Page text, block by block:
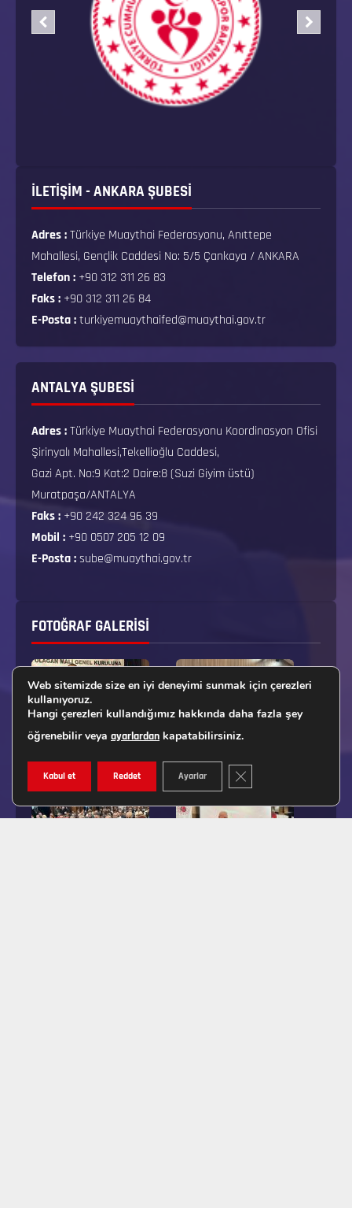
İLETİŞİM - ANKARA ŞUBESİ
Adres :Türkiye Muaythai Federasyonu, Anıttepe
Mahallesi, Gençlik Caddesi No: 5/5 Çankaya / ANKARA
Telefon : +90 312 311 26 83
Faks : +90 312 311 26 84
E-Posta :turkiyemuaythaifed@muaythai.gov.tr
ANTALYA ŞUBESİ
Adres :Türkiye Muaythai Federasyonu Koordinasyon Ofisi
Şirinyalı Mahallesi,Tekellioğlu Caddesi,
Gazi Apt. No:9 Kat:2 Daire:8 (Suzi Giyim üstü)
Muratpaşa/ANTALYA
Faks : +90 242 324 96 39
Mobil : +90 0507 205 12 09
E-Posta :sube@muaythai.gov.tr
FOTOĞRAF GALERISI
Web sitemizde size en iyi deneyimi sunmak için çerezleri
kullanıyoruz.
Hangi çerezleri kullandığımız hakkında daha fazla şey
öğrenebilir veya ayarlardan kapatabilirsiniz.
Kabul et Reddet Ayarlar GDPR ÇEREZ ŞERIDINI